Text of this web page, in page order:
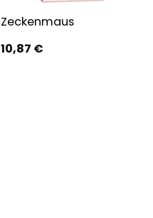
Zeckenmaus
10,87 €